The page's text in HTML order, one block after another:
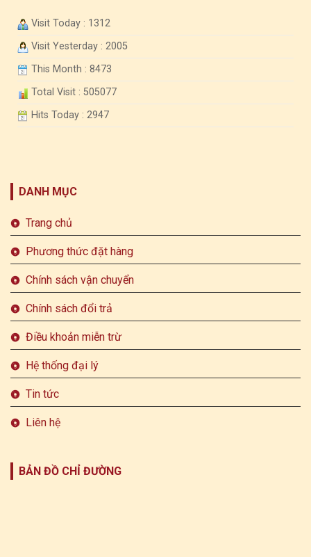
Visit Today : 1312
Visit Yesterday : 2005
This Month : 8473
Total Visit : 505077
Hits Today : 2947
DANH MỤC
Trang chủ
Phương thức đặt hàng
Chính sách vận chuyển
Chính sách đổi trả
Điều khoản miễn trừ
Hệ thống đại lý
Tin tức
Liên hệ
BẢN ĐỒ CHỈ ĐƯỜNG